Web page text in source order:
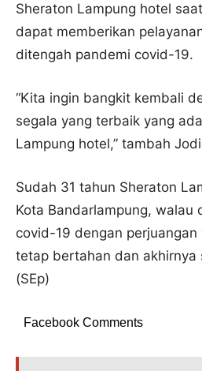
Sheraton Lampung hotel
dapat memberikan
ditengah pandemi covid-19.
“Kita ingin bangkit kembali
segala yang terbaik yang
Lampung hotel,” tambah
Sudah 31 tahun Sheraton
Kota Bandarlampung, walau
covid-19 dengan
tetap bertahan dan akhirnya
(SEp)
Facebook Comments